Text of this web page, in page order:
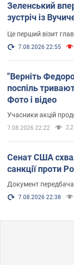
Зеленський
зустріч із
Це перший візит
7.08.2026 22:55
"Верніть
поспіль
Фото і відео
Учасники акцій
7.08.2026 22:22
Сенат США
санкції проти
Документ
7.08.2026 22:38